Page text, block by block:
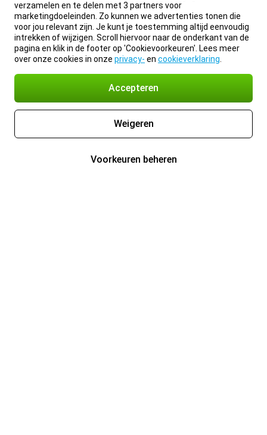
verzamelen en te delen met 3 partners voor
marketingdoeleinden. Zo kunnen we advertenties tonen die
voor jou relevant zijn. Je kunt je toestemming altijd eenvoudig
intrekken of wijzigen. Scroll hiervoor naar de onderkant van de
pagina en klik in de footer op 'Cookievoorkeuren'. Lees meer
over onze cookies in onze privacy- en cookieverklaring
Accepteren
Weigeren
Voorkeuren beheren